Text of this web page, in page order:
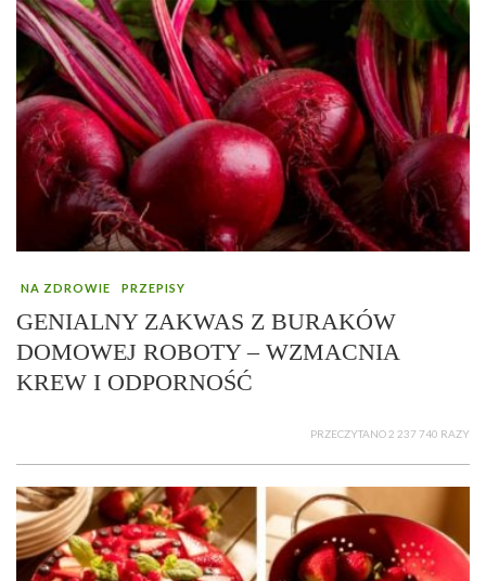
NA ZDROWIE PRZEPISY
GENIALNY ZAKWAS Z BURAKÓW
DOMOWEJ ROBOTY – WZMACNIA
KREW I ODPORNOŚĆ
PRZECZYTANO 2 237 740 RAZY